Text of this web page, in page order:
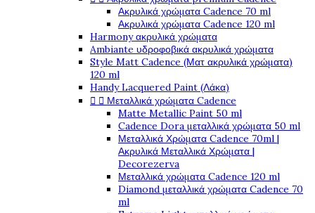
Ακρυλικά χρώματα Cadence 70 ml
Ακρυλικά χρώματα Cadence 120 ml
Harmony ακρυλικά χρώματα
Ambiante υδροφοβικά ακρυλικά χρώματα
Style Matt Cadence (Ματ ακρυλικά χρώματα)
120 ml
Handy Lacquered Paint (Λάκα)
  Μεταλλικά χρώματα Cadence
Matte Metallic Paint 50 ml
Cadence Dora μεταλλικά χρώματα 50 ml
Μεταλλικά Χρώματα Cadence 70ml |
Ακρυλικά Μεταλλικά Χρώματα |
Decorezerva
Μεταλλικά χρώματα Cadence 120 ml
Diamond μεταλλικά χρώματα Cadence 70
ml